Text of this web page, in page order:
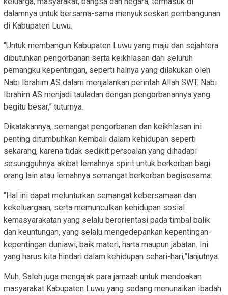
dalamnya untuk bersama-sama menyukseskan pembangunan
di Kabupaten Luwu.
“Untuk membangun Kabupaten Luwu yang maju dan sejahtera
dibutuhkan pengorbanan serta keikhlasan dari seluruh
pemangku kepentingan, seperti halnya yang dilakukan oleh
Nabi Ibrahim AS dalam menjalankan perintah Allah SWT. Nabi
Ibrahim AS menjadi tauladan dengan pengorbanannya yang
begitu besar,” tuturnya.
Dikatakannya, semangat pengorbanan dan keikhlasan ini
penting ditumbuhkan kembali dalam kehidupan seperti
sekarang, karena tidak sedikit persoalan yang dihadapi
sesungguhnya akibat lemahnya spirit untuk berkorban bagi
orang lain atau lemahnya semangat berkorban bagisesama.
“Hal ini dapat melunturkan semangat kebersamaan dan
kekeluargaan, serta memunculkan kehidupan sosial
kemasyarakatan yang selalu berorientasi pada timbal balik
dan keuntungan, yang selalu mengedepankan kepentingan-
kepentingan duniawi, baik materi, harta maupun jabatan. Ini
yang harus kita hindari dalam kehidupan sehari-hari,”lanjutnya.
Muh. Saleh juga mengajak para jamaah untuk mendoakan
masyarakat Kabupaten Luwu yang sedang menunaikan ibadah